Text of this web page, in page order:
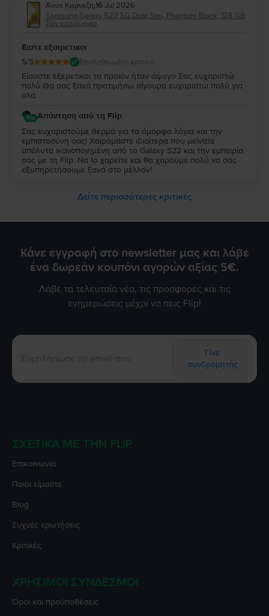
Αννα Καρνεζη,16 Jul 2026
Samsung Galaxy S22 5G Dual Sim, Phantom Black, 128 GB,
Σαν καινούργιο
Ειστε εξαιρετικοι
5/5 Επαληθευμένη κριτική
Είσαστε εξερετικοι το προϊόν ήταν άψογο Σας ευχαριστώ
πολύ Θα σας ξανά προτιμήσω σίγουρα ευχαριστώ πολύ για
ολα
Απάντηση από τη Flip
Σας ευχαριστούμε θερμά για τα όμορφα λόγια και την
εμπιστοσύνη σας! Χαιρόμαστε ιδιαίτερα που μείνατε
απόλυτα ικανοποιημένη από τo Galaxy S22 και την εμπειρία
σας με τη Flip. Να to χαρείτε και θα χαρούμε πολύ να σας
εξυπηρετήσουμε ξανά στο μέλλον!
Δείτε περισσότερες κριτικές
Κάνε εγγραφή στο newsletter μας και λάβε
ένα δωρεάν κουπόνι αγορών αξίας 5€.
Λάβε τα τελευταία νέα, τις προσφορές και τις
ενημερώσεις μέχρι να πεις Flip!
Γίνε
συνδρομητής
ΣΧΕΤΙΚΆ ΜΕ ΤΗΝ FLIP
Επικοινωνία
Ποιοι είμαστε
Blog
Συχνές ερωτήσεις
Κριτικές
ΧΡΉΣΙΜΟΙ ΣΎΝΔΕΣΜΟΙ
Όροι και προϋποθέσεις